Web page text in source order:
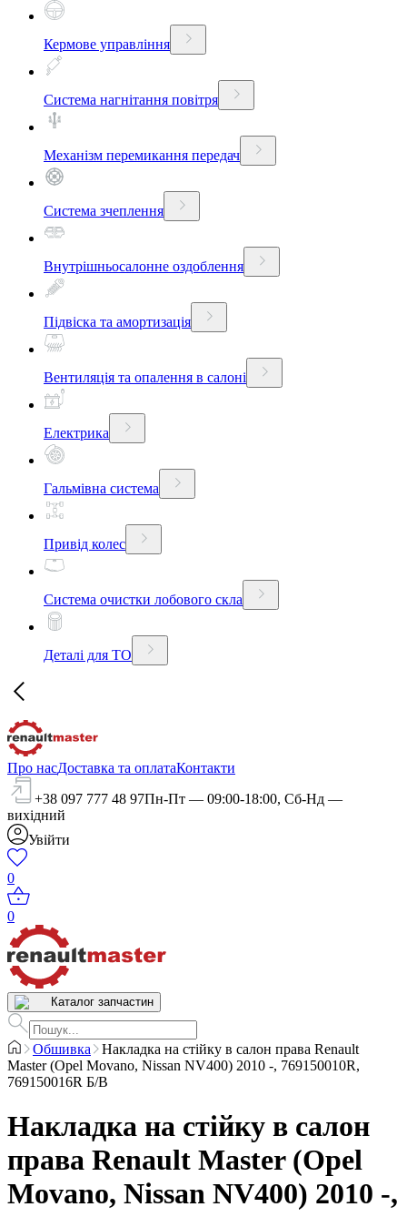
Кермове управління
Система нагнітання повітря
Механізм перемикання передач
Система зчеплення
Внутрішньосалонне оздоблення
Підвіска та амортизація
Вентиляція та опалення в салоні
Електрика
Гальмівна система
Привід колес
Система очистки лобового скла
Деталі для ТО
Про насДоставка та оплатаКонтакти
+38 097 777 48 97Пн-Пт — 09:00-18:00, Сб-Нд —
вихідний
Увійти
0
0
Каталог запчастин
Обшивка
Накладка на стійку в салон права Renault
Master (Opel Movano, Nissan NV400) 2010 -, 769150010R,
769150016R Б/В
Накладка на стійку в салон
права Renault Master (Opel
Movano, Nissan NV400) 2010 -,